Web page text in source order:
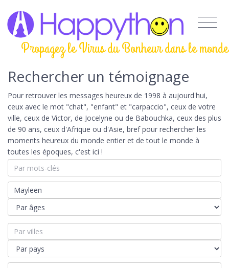
Propagez le Virus du Bonheur dans le monde
Rechercher un témoignage
Pour retrouver les messages heureux de 1998 à aujourd'hui,
ceux avec le mot "chat", "enfant" et "carpaccio", ceux de votre
ville, ceux de Victor, de Jocelyne ou de Babouchka, ceux des plus
de 90 ans, ceux d'Afrique ou d'Asie, bref pour rechercher les
moments heureux du monde entier et de tout le monde à
toutes les époques, c'est ici !